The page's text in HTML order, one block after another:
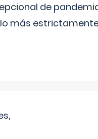
de
más